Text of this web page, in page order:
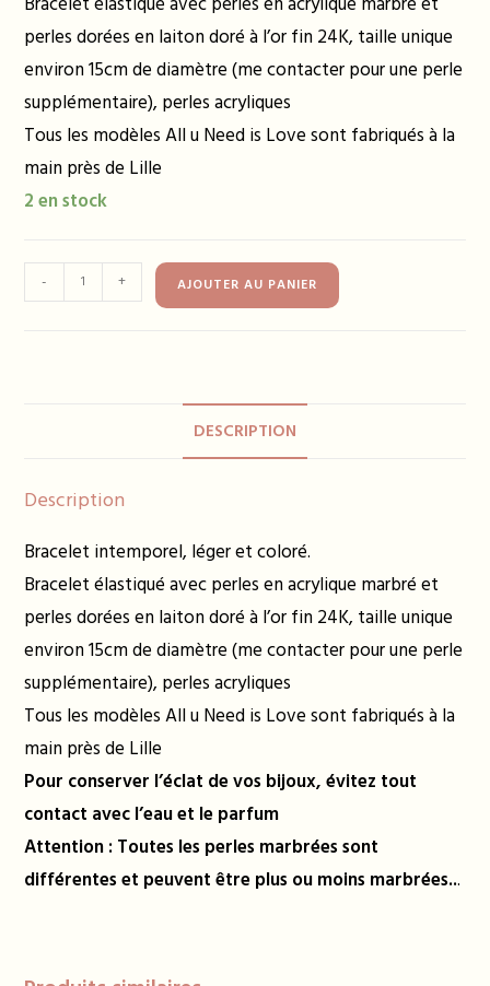
perles dorées en laiton doré à l’or fin 24K, taille unique
environ 15cm de diamètre (me contacter pour une perle
supplémentaire), perles acryliques
Tous les modèles All u Need is Love sont fabriqués à la
main près de Lille
2 en stock
de
- + AJOUTER AU PANIER
DESCRIPTION
Description
Bracelet intemporel, léger et coloré.
Bracelet élastiqué avec perles en acrylique marbré et
perles dorées en laiton doré à l’or fin 24K, taille unique
environ 15cm de diamètre (me contacter pour une perle
supplémentaire), perles acryliques
Tous les modèles All u Need is Love sont fabriqués à la
main près de Lille
Pour conserver l’éclat de vos bijoux, évitez tout
contact avec l’eau et le parfum
Attention : Toutes les perles marbrées sont
différentes et peuvent être plus ou moins marbrées...